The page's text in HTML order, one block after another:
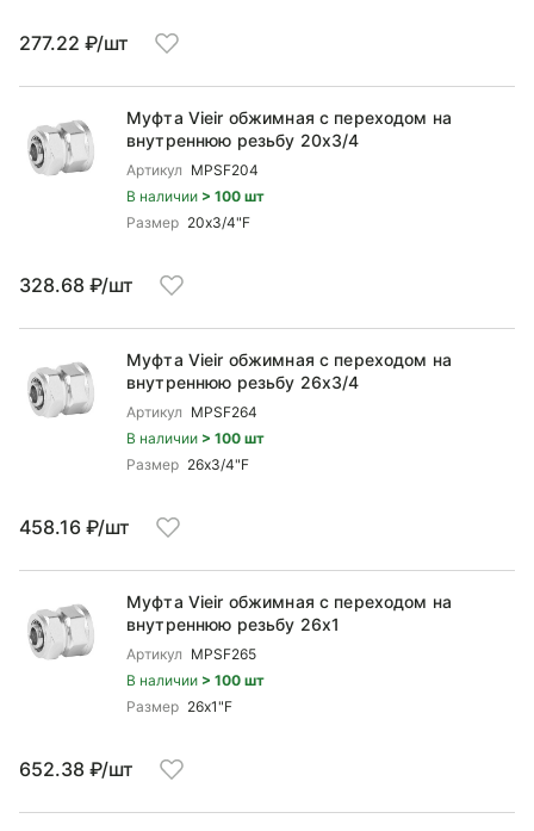
277.22 ₽/шт
Муфта Vieir обжимная с переходом на
внутреннюю резьбу 20x3/4
Артикул MPSF204
В наличии > 100 шт
Размер 20x3/4"F
328.68 ₽/шт
Муфта Vieir обжимная с переходом на
внутреннюю резьбу 26x3/4
Артикул MPSF264
В наличии > 100 шт
Размер 26x3/4"F
458.16 ₽/шт
Муфта Vieir обжимная с переходом на
внутреннюю резьбу 26x1
Артикул MPSF265
В наличии > 100 шт
Размер 26x1"F
652.38 ₽/шт